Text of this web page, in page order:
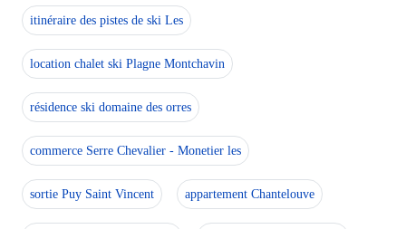
itinéraire des pistes de ski Les
location chalet ski Plagne Montchavin
résidence ski domaine des orres
commerce Serre Chevalier - Monetier les
sortie Puy Saint Vincent appartement Chantelouve